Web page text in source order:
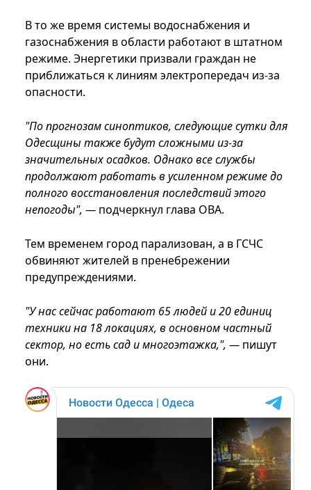
В то же время системы водоснабжения и
газоснабжения в области работают в штатном
режиме. Энергетики призвали граждан не
приближаться к линиям электропередач из-за
опасности.
"По прогнозам синоптиков, следующие сутки для
Одесщины также будут сложными из-за
значительных осадков. Однако все службы
продолжают работать в усиленном режиме до
полного восстановления последствий этого
непогоды", — подчеркнул глава ОВА.
Тем временем город парализован, а в ГСЧС
обвиняют жителей в пренебрежении
предупреждениями.
"У нас сейчас работают 65 людей и 20 единиц
техники на 18 локациях, в основном частный
сектор, но есть сад и многоэтажка,", — пишут
они.